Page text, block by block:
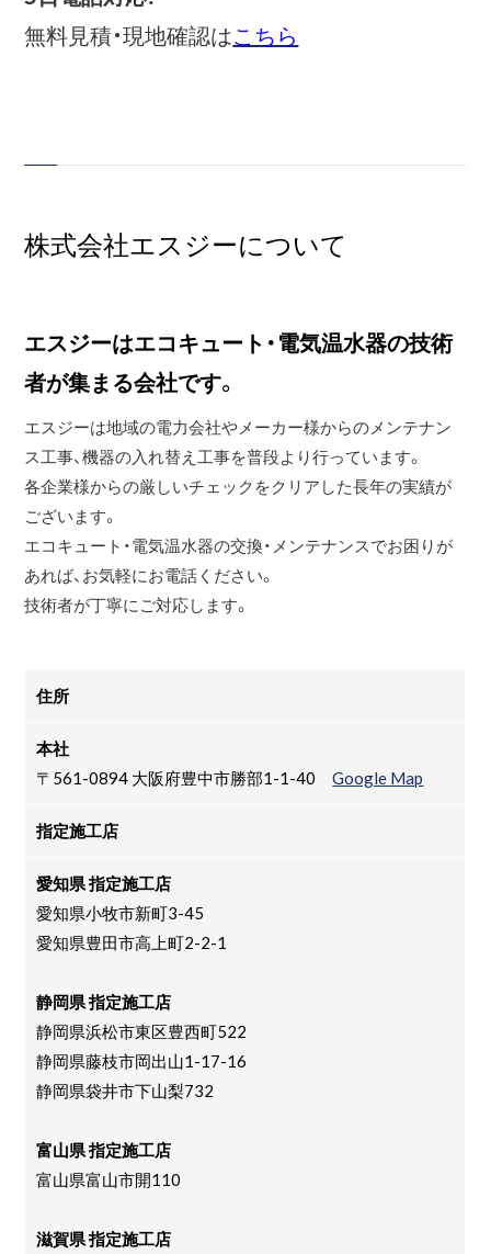
無料見積・現地確認はこちら
株式会社エスジーについて
エスジーはエコキュート・電気温水器の技術
者が集まる会社です。
エスジーは地域の電力会社やメーカー様からのメンテナン
ス工事、機器の入れ替え工事を普段より行っています。
各企業様からの厳しいチェックをクリアした長年の実績が
ございます。
エコキュート・電気温水器の交換・メンテナンスでお困りが
あれば、お気軽にお電話ください。
技術者が丁寧にご対応します。
住所
本社
〒561-0894 大阪府豊中市勝部1-1-40Google Map
指定施工店
愛知県 指定施工店
愛知県小牧市新町3-45
愛知県豊田市高上町2-2-1
静岡県 指定施工店
静岡県浜松市東区豊西町522
静岡県藤枝市岡出山1-17-16
静岡県袋井市下山梨732
富山県 指定施工店
富山県富山市開110
滋賀県 指定施工店